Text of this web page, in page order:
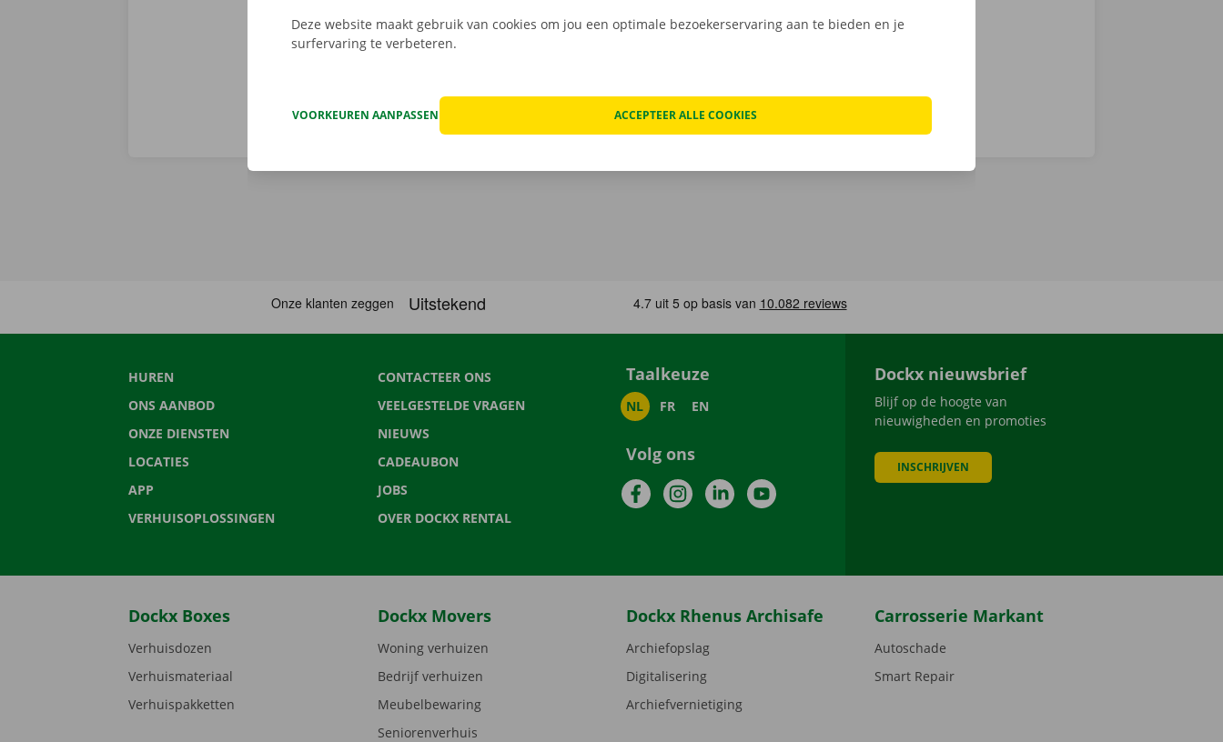
sleutel. Download de gratis app voor
of Apple
HUREN
ONS AANBOD
ONZE DIENSTEN
LOCATIES
APP
VERHUISOPLOSSINGEN
CONTACTEER ONS
VEELGESTELDE VRAGEN
NIEUWS
CADEAUBON
JOBS
OVER DOCKX RENTAL
Taalkeuze
NL FR EN
Volg ons
FacebookInstagramLinkedInYouTube
Dockx nieuwsbrief
Blijf op de hoogte van
nieuwigheden en promoties
INSCHRIJVEN
Dockx Boxes
Verhuisdozen
Verhuismateriaal
Verhuispakketten
Dockx Movers
Woning verhuizen
Bedrijf verhuizen
Meubelbewaring
Seniorenverhuis
Dockx Rhenus Archisafe
Archiefopslag
Digitalisering
Archiefvernietiging
Carrosserie Markant
Autoschade
Smart Repair
Deze website maakt gebruik van cookies om jou een optimale bezoekerservaring aan te bieden en je
surfervaring te verbeteren.
VOORKEUREN AANPASSEN ACCEPTEER ALLE COOKIES